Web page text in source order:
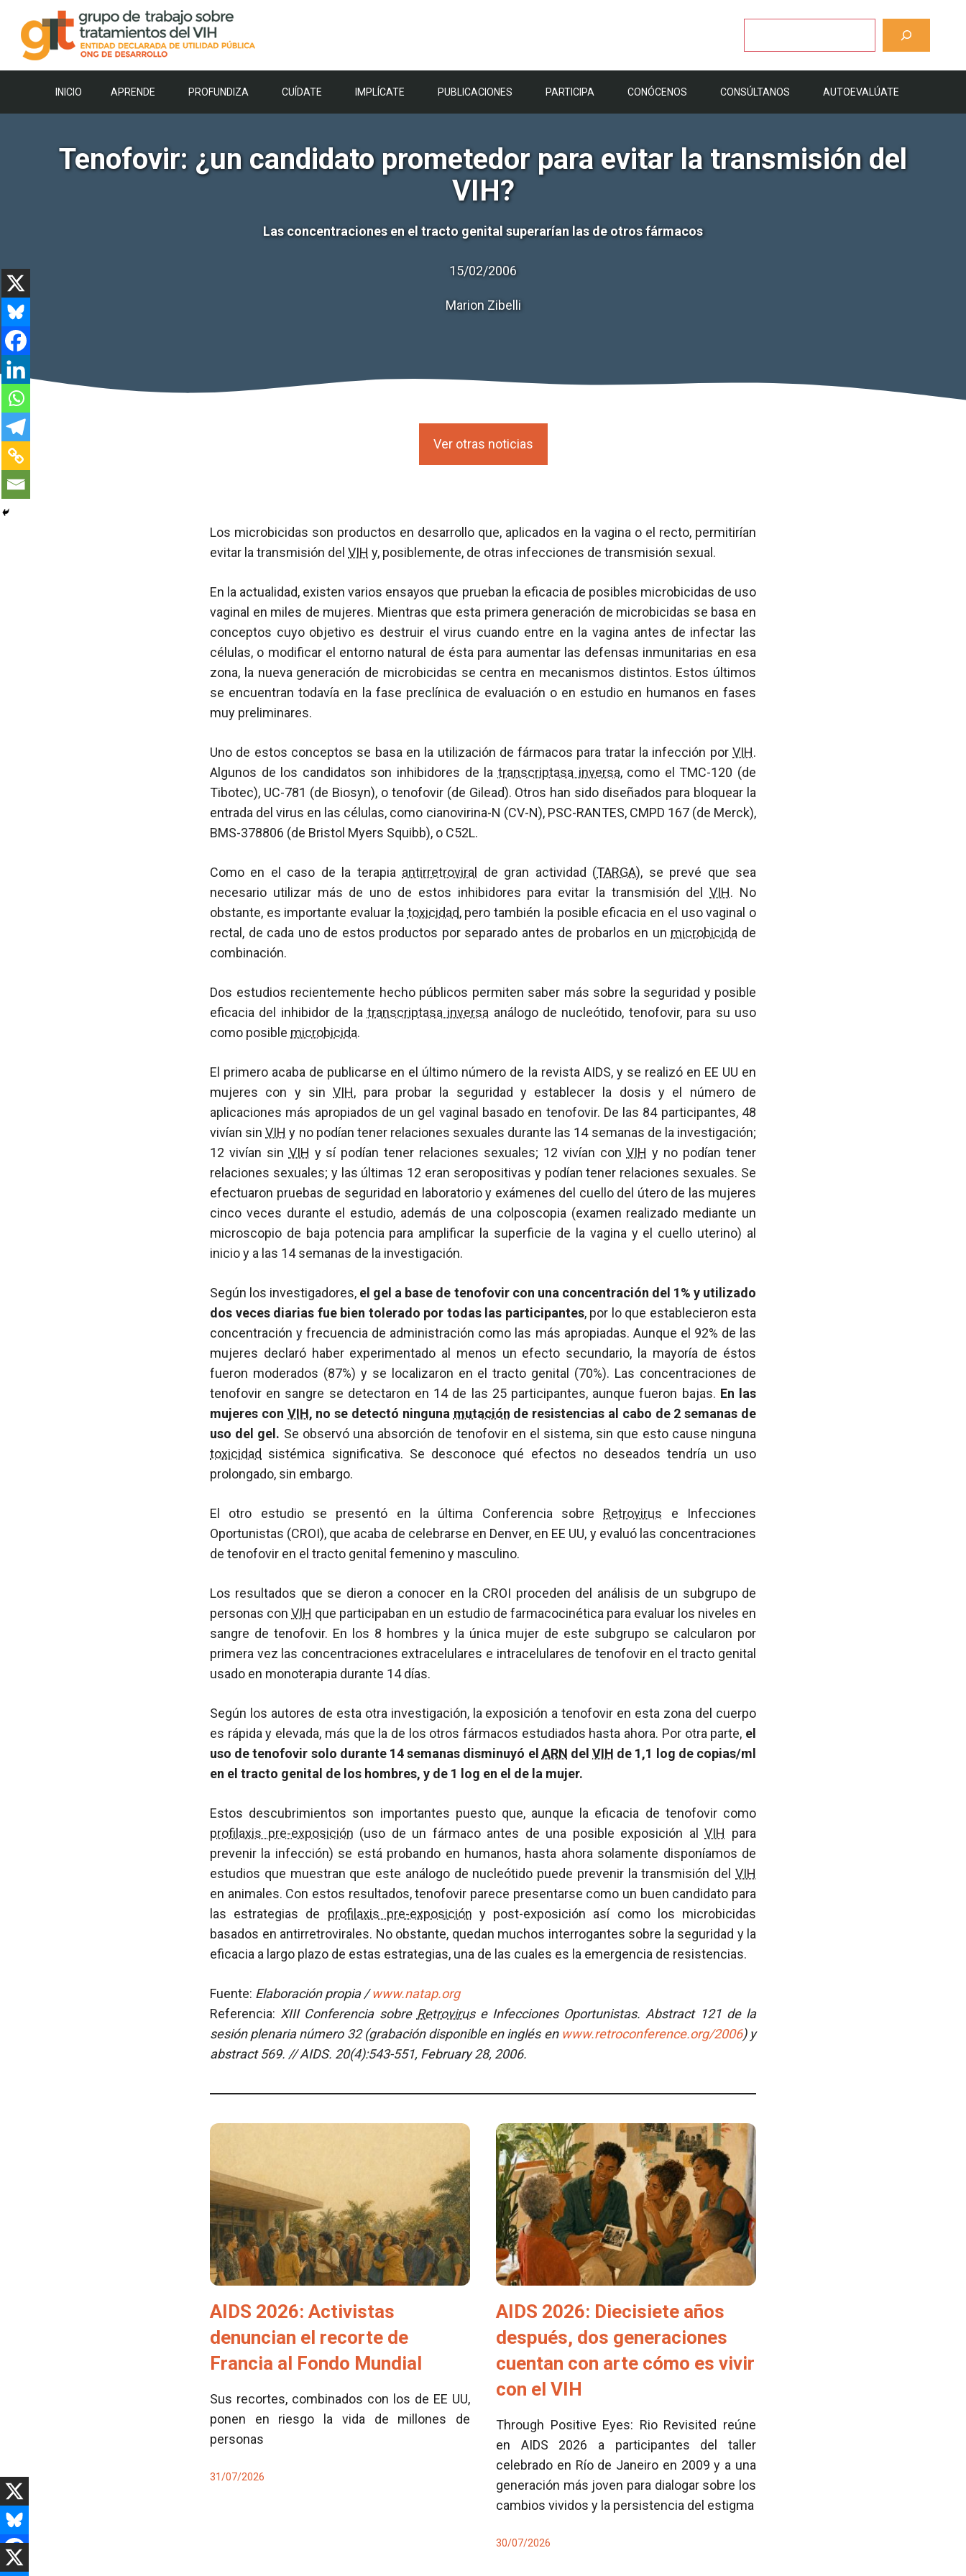
contenido
INICIO APRENDE PROFUNDIZA CUÍDATE IMPLÍCATE PUBLICACIONES PARTICIPA CONÓCENOS CONSÚLTANOS AUTOEVALÚATE
Tenofovir: ¿un candidato prometedor para evitar la transmisión del
VIH?
Las concentraciones en el tracto genital superarían las de otros fármacos
15/02/2006
Marion Zibelli
Ver otras noticias
Los microbicidas son productos en desarrollo que, aplicados en la vagina o el recto, permitirían
evitar la transmisión del VIH y, posiblemente, de otras infecciones de transmisión sexual.
En la actualidad, existen varios ensayos que prueban la eficacia de posibles microbicidas de uso
vaginal en miles de mujeres. Mientras que esta primera generación de microbicidas se basa en
conceptos cuyo objetivo es destruir el virus cuando entre en la vagina antes de infectar las
células, o modificar el entorno natural de ésta para aumentar las defensas inmunitarias en esa
zona, la nueva generación de microbicidas se centra en mecanismos distintos. Estos últimos
se encuentran todavía en la fase preclínica de evaluación o en estudio en humanos en fases
muy preliminares.
Uno de estos conceptos se basa en la utilización de fármacos para tratar la infección por VIH.
Algunos de los candidatos son inhibidores de la transcriptasa inversa, como el TMC-120 (de
Tibotec), UC-781 (de Biosyn), o tenofovir (de Gilead). Otros han sido diseñados para bloquear la
entrada del virus en las células, como cianovirina-N (CV-N), PSC-RANTES, CMPD 167 (de Merck),
BMS-378806 (de Bristol Myers Squibb), o C52L.
Como en el caso de la terapia antirretroviral de gran actividad (TARGA), se prevé que sea
necesario utilizar más de uno de estos inhibidores para evitar la transmisión delVIH. No
obstante, es importante evaluar la toxicidad, pero también la posible eficacia en el uso vaginal o
rectal, de cada uno de estos productos por separado antes de probarlos en un microbicida de
combinación.
Dos estudios recientemente hecho públicos permiten saber más sobre la seguridad y posible
eficacia del inhibidor de la transcriptasa inversa análogo de nucleótido, tenofovir, para su uso
como posible microbicida.
El primero acaba de publicarse en el último número de la revista AIDS, y se realizó en EE UU en
mujeres con y sinVIH, para probar la seguridad y establecer la dosis y el número de
aplicaciones más apropiados de un gel vaginal basado en tenofovir. De las 84 participantes, 48
vivían sinVIH y no podían tener relaciones sexuales durante las 14 semanas de la investigación;
12 vivían sin VIH y sí podían tener relaciones sexuales; 12 vivían conVIH y no podían tener
relaciones sexuales; y las últimas 12 eran seropositivas y podían tener relaciones sexuales. Se
efectuaron pruebas de seguridad en laboratorio y exámenes del cuello del útero de las mujeres
cinco veces durante el estudio, además de una colposcopia (examen realizado mediante un
microscopio de baja potencia para amplificar la superficie de la vagina y el cuello uterino) al
inicio y a las 14 semanas de la investigación.
Según los investigadores, el gel a base de tenofovir con una concentración del 1% y utilizado
dos veces diarias fue bien tolerado por todas las participantes, por lo que establecieron esta
concentración y frecuencia de administración como las más apropiadas. Aunque el 92% de las
mujeres declaró haber experimentado al menos un efecto secundario, la mayoría de éstos
fueron moderados (87%) y se localizaron en el tracto genital (70%). Las concentraciones de
tenofovir en sangre se detectaron en 14 de las 25 participantes, aunque fueron bajas. En las
mujeres con VIH, no se detectó ninguna mutación de resistencias al cabo de 2 semanas de
uso del gel. Se observó una absorción de tenofovir en el sistema, sin que esto cause ninguna
toxicidad sistémica significativa. Se desconoce qué efectos no deseados tendría un uso
prolongado, sin embargo.
El otro estudio se presentó en la última Conferencia sobre Retrovirus e Infecciones
Oportunistas (CROI), que acaba de celebrarse en Denver, en EE UU, y evaluó las concentraciones
de tenofovir en el tracto genital femenino y masculino.
Los resultados que se dieron a conocer en la CROI proceden del análisis de un subgrupo de
personas conVIH que participaban en un estudio de farmacocinética para evaluar los niveles en
sangre de tenofovir. En los 8 hombres y la única mujer de este subgrupo se calcularon por
primera vez las concentraciones extracelulares e intracelulares de tenofovir en el tracto genital
usado en monoterapia durante 14 días.
Según los autores de esta otra investigación, la exposición a tenofovir en esta zona del cuerpo
es rápida y elevada, más que la de los otros fármacos estudiados hasta ahora. Por otra parte, el
uso de tenofovir solo durante 14 semanas disminuyó el ARN delVIH de 1,1 log de copias/ml
en el tracto genital de los hombres, y de 1 log en el de la mujer.
Estos descubrimientos son importantes puesto que, aunque la eficacia de tenofovir como
profilaxis pre-exposición (uso de un fármaco antes de una posible exposición alVIH para
prevenir la infección) se está probando en humanos, hasta ahora solamente disponíamos de
estudios que muestran que este análogo de nucleótido puede prevenir la transmisión del VIH
en animales. Con estos resultados, tenofovir parece presentarse como un buen candidato para
las estrategias de profilaxis pre-exposición y post-exposición así como los microbicidas
basados en antirretrovirales. No obstante, quedan muchos interrogantes sobre la seguridad y la
eficacia a largo plazo de estas estrategias, una de las cuales es la emergencia de resistencias.
Fuente: Elaboración propia /www.natap.org
Referencia: XIII Conferencia sobre Retroviruse Infecciones Oportunistas. Abstract 121 de la
sesión plenaria número 32 (grabación disponible en inglés en www.retroconference.org/2006) y
abstract 569. // AIDS. 20(4):543-551, February 28, 2006.
AIDS 2026: Activistas
denuncian el recorte de
Francia al Fondo Mundial
Sus recortes, combinados con los de EE UU,
ponen en riesgo la vida de millones de
personas
31/07/2026
AIDS 2026: Diecisiete años
después, dos generaciones
cuentan con arte cómo es vivir
con el VIH
Through Positive Eyes: Rio Revisited reúne
en AIDS 2026 a participantes del taller
celebrado en Río de Janeiro en 2009 y a una
generación más joven para dialogar sobre los
cambios vividos y la persistencia del estigma
30/07/2026